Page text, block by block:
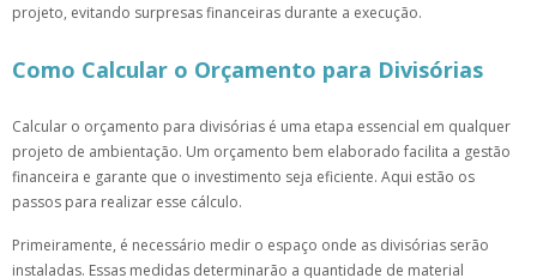
projeto, evitando surpresas financeiras durante a execução.
Como Calcular o Orçamento para Divisórias
Calcular o orçamento para divisórias é uma etapa essencial em qualquer
projeto de ambientação. Um orçamento bem elaborado facilita a gestão
financeira e garante que o investimento seja eficiente. Aqui estão os
passos para realizar esse cálculo.
Primeiramente, é necessário medir o espaço onde as divisórias serão
instaladas. Essas medidas determinarão a quantidade de material